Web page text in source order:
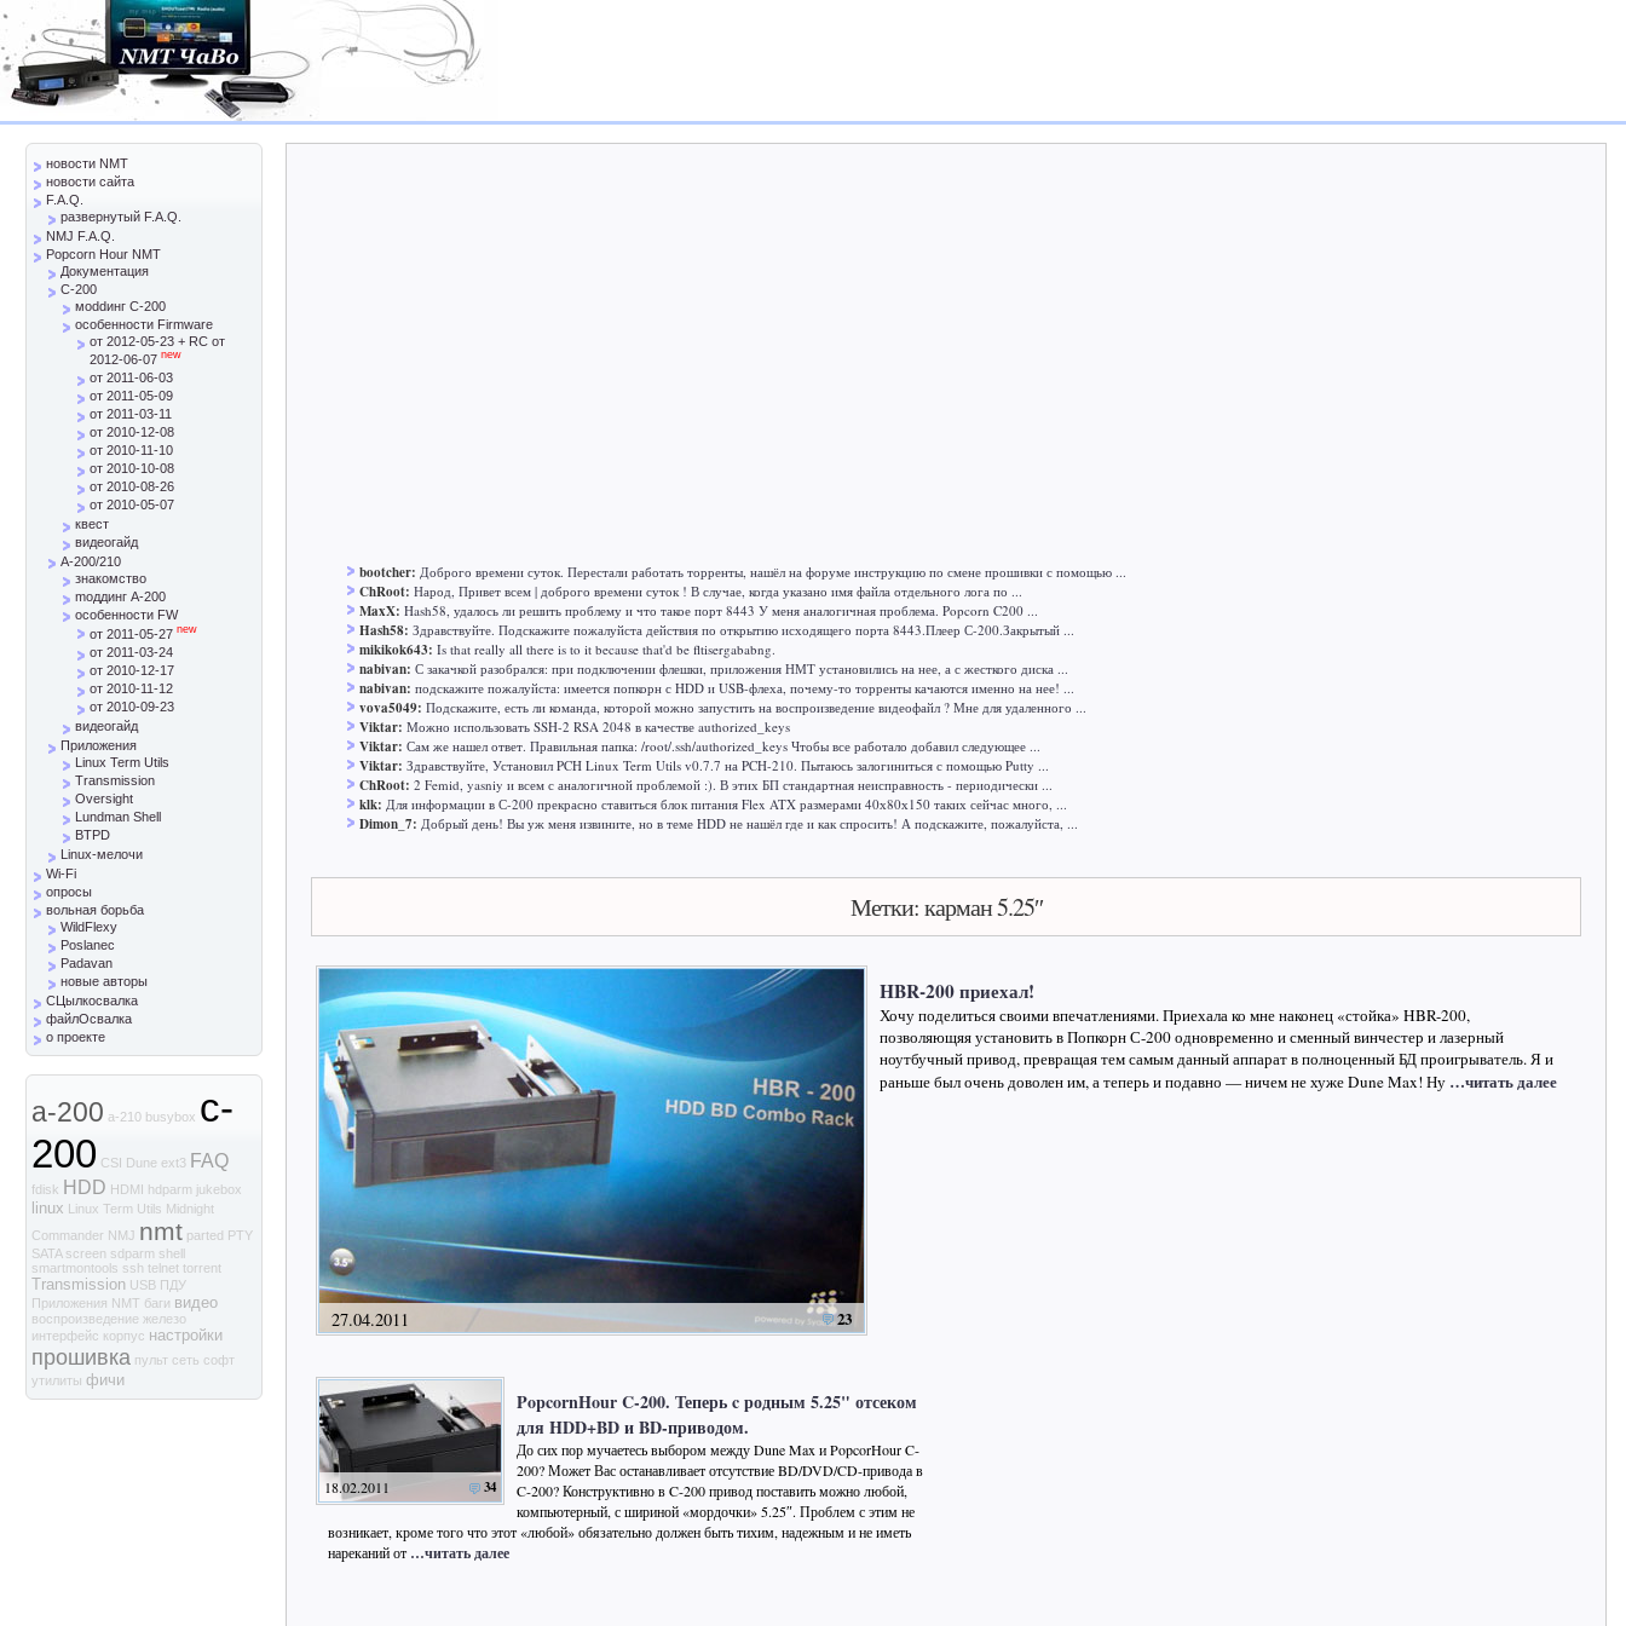
bootcher: Доброго времени суток. Перестали работать торренты, нашёл на форуме инструкцию по смене прошивки с помощью ...
ChRoot: Народ, Привет всем | доброго времени суток ! В случае, когда указано имя файла отдельного лога по ...
MaxX: Hash58, удалось ли решить проблему и что такое порт 8443 У меня аналогичная проблема. Popcorn C200 ...
Hash58: Здравствуйте. Подскажите пожалуйста действия по открытию исходящего порта 8443.Плеер С-200.Закрытый ...
mikikok643: Is that really all there is to it because that'd be fltisergababng.
nabivan: С закачкой разобрался: при подключении флешки, приложения НМТ установились на нее, а с жесткого диска ...
nabivan: подскажите пожалуйста: имеется попкорн с HDD и USB-флеха, почему-то торренты качаются именно на нее! ...
vova5049: Подскажите, есть ли команда, которой можно запустить на воспроизведение видеофайл ? Мне для удаленного ...
Viktar: Можно использовать SSH-2 RSA 2048 в качестве authorized_keys
Viktar: Сам же нашел ответ. Правильная папка: /root/.ssh/authorized_keys Чтобы все работало добавил следующее ...
Viktar: Здравствуйте, Установил PCH Linux Term Utils v0.7.7 на PCH-210. Пытаюсь залогиниться с помощью Putty ...
ChRoot: 2 Femid, yasniy и всем с аналогичной проблемой :). В этих БП стандартная неисправность - периодически ...
klk: Для информации в С-200 прекрасно ставиться блок питания Flex ATX размерами 40х80х150 таких сейчас много, ...
Dimon_7: Добрый день! Вы уж меня извините, но в теме HDD не нашёл где и как спросить! А подскажите, пожалуйста, ...
Метки: карман 5.25″
27.04.2011 23
HBR-200 приехал!
Хочу поделиться своими впечатлениями. Приехала ко мне наконец «стойка» HBR-200,
позволяющяя установить в Попкорн С-200 одновременно и сменный винчестер и лазерный
ноутбучный привод, превращая тем самым данный аппарат в полноценный БД проигрыватель. Я и
раньше был очень доволен им, а теперь и подавно — ничем не хуже Dune Max! Ну …читать далее
18.02.2011 34
PopcornHour C-200. Теперь c родным 5.25" отсеком
для HDD+BD и BD-приводом.
До сих пор мучаетесь выбором между Dune Max и PopcorHour C-
200? Может Вас останавливает отсутствие BD/DVD/CD-привода в
C-200? Конструктивно в C-200 привод поставить можно любой,
компьютерный, с шириной «мордочки» 5.25″. Проблем с этим не
возникает, кроме того что этот «любой» обязательно должен быть тихим, надежным и не иметь
нареканий от …читать далее
новости NMT
новости сайта
F.A.Q.
развернутый F.A.Q.
NMJ F.A.Q.
Popcorn Hour NMT
Документация
C-200
моddинг C-200
особенности Firmware
от 2012-05-23 + RC от
2012-06-07 new
от 2011-06-03
от 2011-05-09
от 2011-03-11
от 2010-12-08
от 2010-11-10
от 2010-10-08
от 2010-08-26
от 2010-05-07
квест
видеогайд
A-200/210
знакомство
mоддинг A-200
особенности FW
от 2011-05-27 new
от 2011-03-24
от 2010-12-17
от 2010-11-12
от 2010-09-23
видеогайд
Приложения
Linux Term Utils
Transmission
Oversight
Lundman Shell
BTPD
Linux-мелочи
Wi-Fi
опросы
вольная борьба
WildFlexy
Poslanec
Padavan
новые авторы
СЦылкосвалка
файлОсвалка
о проекте
a-200 a-210 busybox c-
200 CSI Dune ext3 FAQ
fdisk HDD HDMI hdparm jukebox
linux Linux Term Utils Midnight
Commander NMJ nmt parted PTY
SATA screen sdparm shell
smartmontools ssh telnet torrent
Transmission USB ПДУ
Приложения NMT баги видео
воспроизведение железо
интерфейс корпус настройки
прошивка пульт сеть софт
утилиты фичи